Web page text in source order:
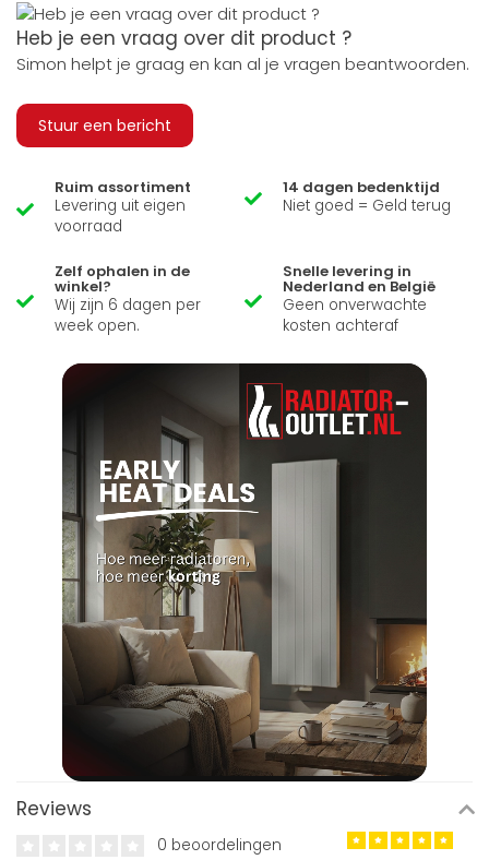
Heb je een vraag over dit product ?
Simon helpt je graag en kan al je vragen beantwoorden.
Stuur een bericht
Ruim assortiment
Levering uit eigen
voorraad
14 dagen bedenktijd
Niet goed = Geld terug
Zelf ophalen in de
winkel?
Wij zijn 6 dagen per
week open.
Snelle levering in
Nederland en België
Geen onverwachte
kosten achteraf
Reviews
0 beoordelingen